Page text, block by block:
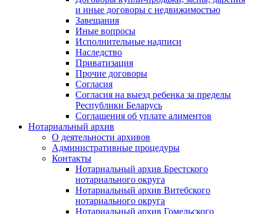
и иные договоры с недвижимостью
Завещания
Иные вопросы
Исполнительные надписи
Наследство
Приватизация
Прочие договоры
Согласия
Согласия на выезд ребенка за пределы
Республики Беларусь
Соглашения об уплате алиментов
Нотариальный архив
О деятельности архивов
Административные процедуры
Контакты
Нотариальный архив Брестского
нотариального округа
Нотариальный архив Витебского
нотариального округа
Нотариальный архив Гомельского